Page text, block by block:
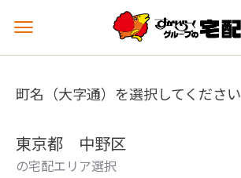
メ
ュ
を
町名（大字通）を選択してください
東京都 中野区
の宅配エリア選択